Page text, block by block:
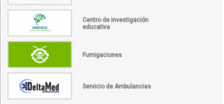
Centro de investigación
educativa
Fumigaciones
Servicio de Ambulancias